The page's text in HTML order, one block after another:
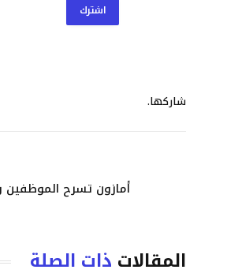
اشترك
شاركها.
أمازون تسرح الموظفين
المقالات ذات الصلة